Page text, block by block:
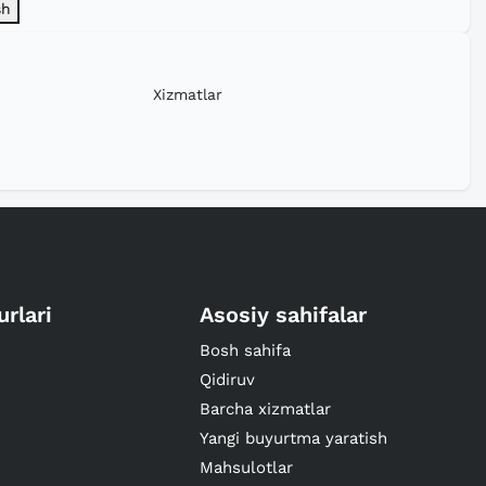
Xizmatlar
Asosiy sahifalar
Bosh sahifa
Qidiruv
Barcha xizmatlar
Yangi buyurtma yaratish
Mahsulotlar